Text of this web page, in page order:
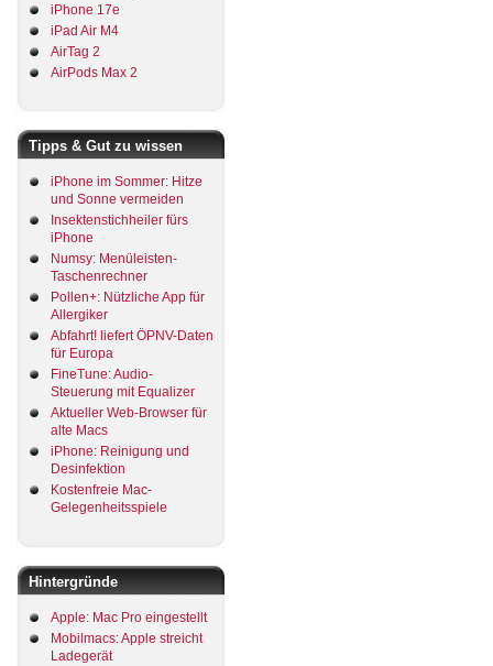
iPhone 17e
iPad Air M4
AirTag 2
AirPods Max 2
Tipps & Gut zu wissen
iPhone im Sommer: Hitze
und Sonne vermeiden
Insektenstichheiler fürs
iPhone
Numsy: Menüleisten-
Taschenrechner
Pollen+: Nützliche App für
Allergiker
Abfahrt! liefert ÖPNV-Daten
für Europa
FineTune: Audio-
Steuerung mit Equalizer
Aktueller Web-Browser für
alte Macs
iPhone: Reinigung und
Desinfektion
Kostenfreie Mac-
Gelegenheitsspiele
Hintergründe
Apple: Mac Pro eingestellt
Mobilmacs: Apple streicht
Ladegerät